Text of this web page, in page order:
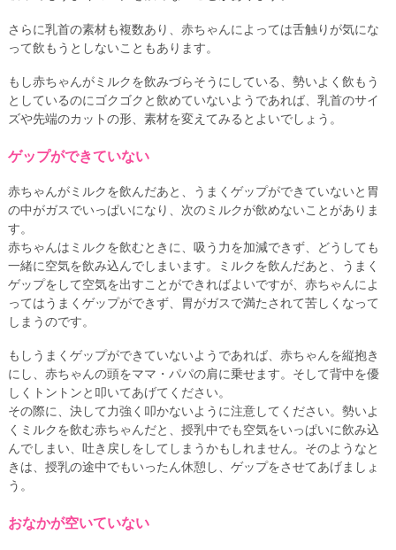
さらに乳首の素材も複数あり、赤ちゃんによっては舌触りが気にな
って飲もうとしないこともあります。
もし赤ちゃんがミルクを飲みづらそうにしている、勢いよく飲もう
としているのにゴクゴクと飲めていないようであれば、乳首のサイ
ズや先端のカットの形、素材を変えてみるとよいでしょう。
ゲップができていない
赤ちゃんがミルクを飲んだあと、うまくゲップができていないと胃
の中がガスでいっぱいになり、次のミルクが飲めないことがありま
す。
赤ちゃんはミルクを飲むときに、吸う力を加減できず、どうしても
一緒に空気を飲み込んでしまいます。ミルクを飲んだあと、うまく
ゲップをして空気を出すことができればよいですが、赤ちゃんによ
ってはうまくゲップができず、胃がガスで満たされて苦しくなって
しまうのです。
もしうまくゲップができていないようであれば、赤ちゃんを縦抱き
にし、赤ちゃんの頭をママ・パパの肩に乗せます。そして背中を優
しくトントンと叩いてあげてください。
その際に、決して力強く叩かないように注意してください。勢いよ
くミルクを飲む赤ちゃんだと、授乳中でも空気をいっぱいに飲み込
んでしまい、吐き戻しをしてしまうかもしれません。そのようなと
きは、授乳の途中でもいったん休憩し、ゲップをさせてあげましょ
う。
おなかが空いていない